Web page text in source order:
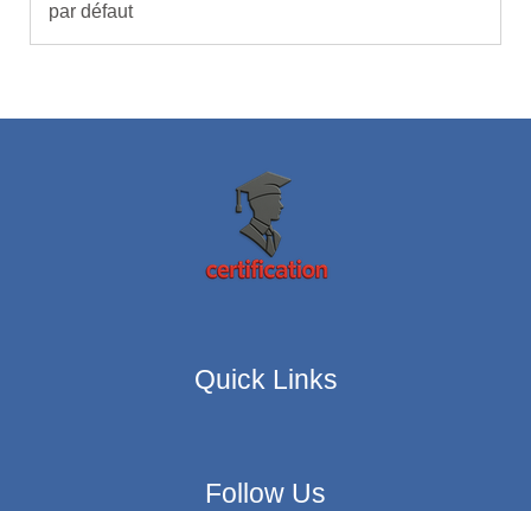
par défaut
Quick Links
Follow Us